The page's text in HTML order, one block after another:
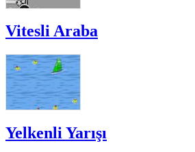
Vitesli Araba
Yelkenli Yarışı